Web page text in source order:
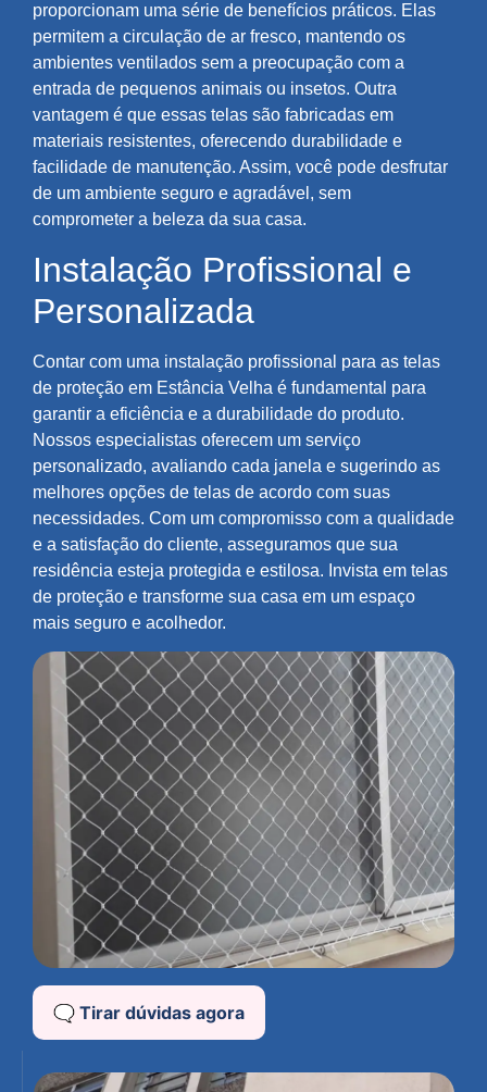
proporcionam uma série de benefícios práticos. Elas
permitem a circulação de ar fresco, mantendo os
ambientes ventilados sem a preocupação com a
entrada de pequenos animais ou insetos. Outra
vantagem é que essas telas são fabricadas em
materiais resistentes, oferecendo durabilidade e
facilidade de manutenção. Assim, você pode desfrutar
de um ambiente seguro e agradável, sem
comprometer a beleza da sua casa.
Instalação Profissional e
Personalizada
Contar com uma instalação profissional para as telas
de proteção em Estância Velha é fundamental para
garantir a eficiência e a durabilidade do produto.
Nossos especialistas oferecem um serviço
personalizado, avaliando cada janela e sugerindo as
melhores opções de telas de acordo com suas
necessidades. Com um compromisso com a qualidade
e a satisfação do cliente, asseguramos que sua
residência esteja protegida e estilosa. Invista em telas
de proteção e transforme sua casa em um espaço
mais seguro e acolhedor.
🗨️ Tirar dúvidas agora